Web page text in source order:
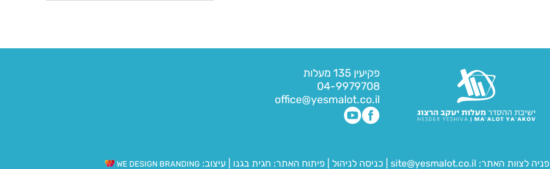
פקיעין 135 מעלות
04-9979708
office@yesmalot.co.il
פניה לצוות האתר: site@yesmalot.co.il כניסה לניהול פיתוח האתר: חגית בגנו עיצוב: WE DESIGN BRANDING